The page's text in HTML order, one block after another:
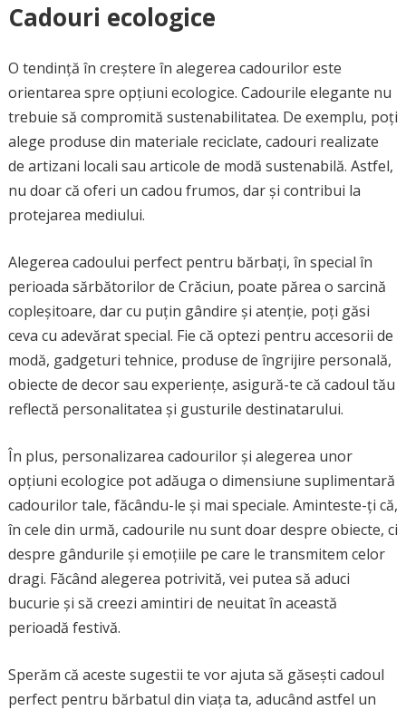
Cadouri ecologice
O tendință în creștere în alegerea cadourilor este
orientarea spre opțiuni ecologice. Cadourile elegante nu
trebuie să compromită sustenabilitatea. De exemplu, poți
alege produse din materiale reciclate, cadouri realizate
de artizani locali sau articole de modă sustenabilă. Astfel,
nu doar că oferi un cadou frumos, dar și contribui la
protejarea mediului.
Alegerea cadoului perfect pentru bărbați, în special în
perioada sărbătorilor de Crăciun, poate părea o sarcină
copleșitoare, dar cu puțin gândire și atenție, poți găsi
ceva cu adevărat special. Fie că optezi pentru accesorii de
modă, gadgeturi tehnice, produse de îngrijire personală,
obiecte de decor sau experiențe, asigură-te că cadoul tău
reflectă personalitatea și gusturile destinatarului.
În plus, personalizarea cadourilor și alegerea unor
opțiuni ecologice pot adăuga o dimensiune suplimentară
cadourilor tale, făcându-le și mai speciale. Aminteste-ți că,
în cele din urmă, cadourile nu sunt doar despre obiecte, ci
despre gândurile și emoțiile pe care le transmitem celor
dragi. Făcând alegerea potrivită, vei putea să aduci
bucurie și să creezi amintiri de neuitat în această
perioadă festivă.
Sperăm că aceste sugestii te vor ajuta să găsești cadoul
perfect pentru bărbatul din viața ta, aducând astfel un